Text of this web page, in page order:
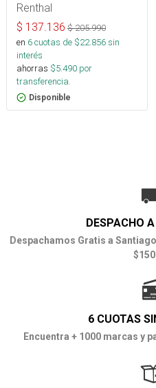
Renthal
$ 137.136 $205.990
en 6cuotas de $22.856sin
interés
ahorras $5.490 por
transferencia.
Disponible
DESPACHO
Despachamos Gratis a
6 CUOTAS
Encuentra + 1000 marcas y